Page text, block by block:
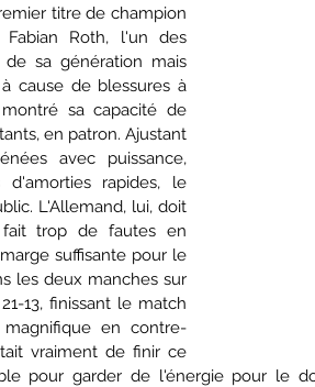
titre de champion
Roth, l'un des
sa génération mais
cause de blessures à
sa capacité de
en patron. Ajustant
avec puissance,
rapides, le
L'Allemand, lui, doit
trop de fautes en
suffisante pour le
les deux manches sur
13, finissant le match
en contre-
vraiment de finir ce
pour garder de l'énergie pour le